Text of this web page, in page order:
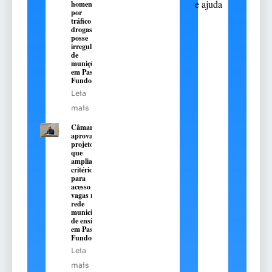
homem
por
tráfico de
drogas e
posse
irregular
de
munições
em Passo
Fundo
Leia
mais
Câmara
aprova
projeto
que
amplia
critérios
para
acesso a
vagas na
rede
municipal
de ensino
em Passo
Fundo
Leia
mais
e ajuda